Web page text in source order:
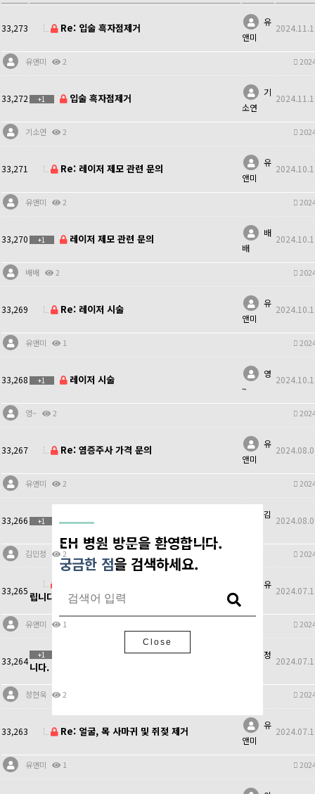
EH 병원 을
방문해 주셔서 감사합니다.
EH 병원 방문을 환영합니다.
궁금한 점을 검색하세요.
Close
33,273 Re: 입술 흑자점제거
유
앤미
유앤미 2
33,272 +1 입술 흑자점제거
기
소연
기소연 2
33,271 Re: 레이저 제모 관련 문의
유
앤미
유앤미 2
33,270 +1 레이저 제모 관련 문의
배
배
배배 2
33,269 Re: 레이저 시술
유
앤미
유앤미 1
33,268 +1 레이저 시술
영
~
영~ 2
33,267 Re: 염증주사 가격 문의
유
앤미
유앤미 2
33,266 +1 염증주사 가격 문의
김
김민정 2
33,265 립니다.
유
유앤미 1
33,264
+1
두피 돌출점/섬유종 제거 가능한지 문의드립
니다.
정
정현욱 2
33,263 Re: 얼굴, 목 사마귀 및 쥐젖 제거
유
앤미
유앤미 1